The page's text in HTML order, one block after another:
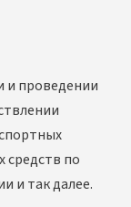
и проведении
средств по
и так далее.